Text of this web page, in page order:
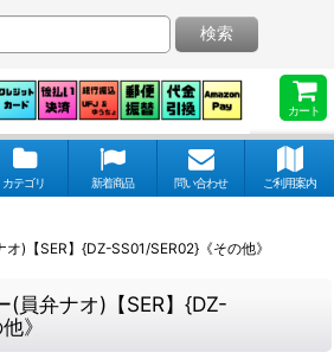
カート
検索
カテゴリ 新着商品 問い合わせ ご利用案内
オ)【SER】{DZ-SS01/SER02}《その他》
(員弁ナオ)【SER】{DZ-
》